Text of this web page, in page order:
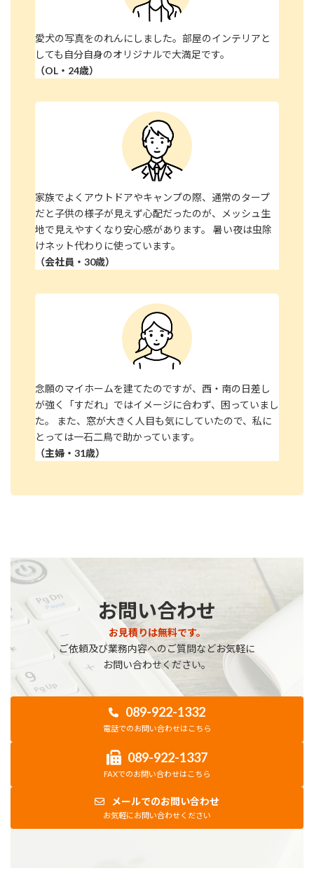
愛犬の写真をのれんにしました。部屋のインテリアと
しても自分自身のオリジナルで大満足です。
（OL・24歳）
家族でよくアウトドアやキャンプの際、通常のタープ
だと子供の様子が見えず心配だったのが、メッシュ生
地で見えやすくなり安心感があります。 暑い夜は虫除
けネット代わりに使っています。
（会社員・30歳）
念願のマイホームを建てたのですが、西・南の日差し
が強く「すだれ」ではイメージに合わず、困っていまし
た。 また、窓が大きく人目も気にしていたので、私に
とっては一石二鳥で助かっています。
（主婦・31歳）
お問い合わせ
お見積りは無料です。
ご依頼及び業務内容へのご質問などお気軽に
お問い合わせください。
089-922-1332
電話でのお問い合わせはこちら
089-922-1337
FAXでのお問い合わせはこちら
メールでのお問い合わせ
お気軽にお問い合わせください